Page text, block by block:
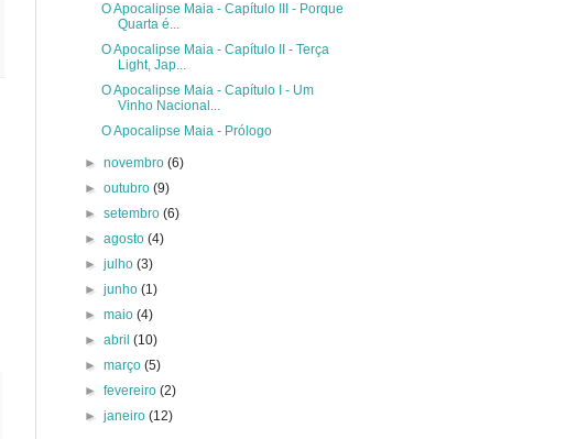
O Apocalipse Maia - Capítulo III - Porque
Quarta é...
O Apocalipse Maia - Capítulo II - Terça
Light, Jap...
O Apocalipse Maia - Capítulo I - Um
Vinho Nacional...
O Apocalipse Maia - Prólogo
►novembro(6)
►outubro(9)
►setembro(6)
►agosto(4)
►julho(3)
►junho(1)
►maio(4)
►abril(10)
►março(5)
►fevereiro(2)
►janeiro(12)